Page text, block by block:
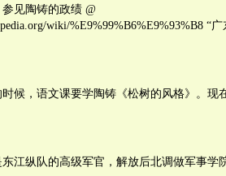
见陶铸的政绩 @
wiki/%E9%99%B6%E9%93%B8 “
候，语文课要学陶铸《松树的风格》。现
江纵队的高级军官，解放后北调做军事学